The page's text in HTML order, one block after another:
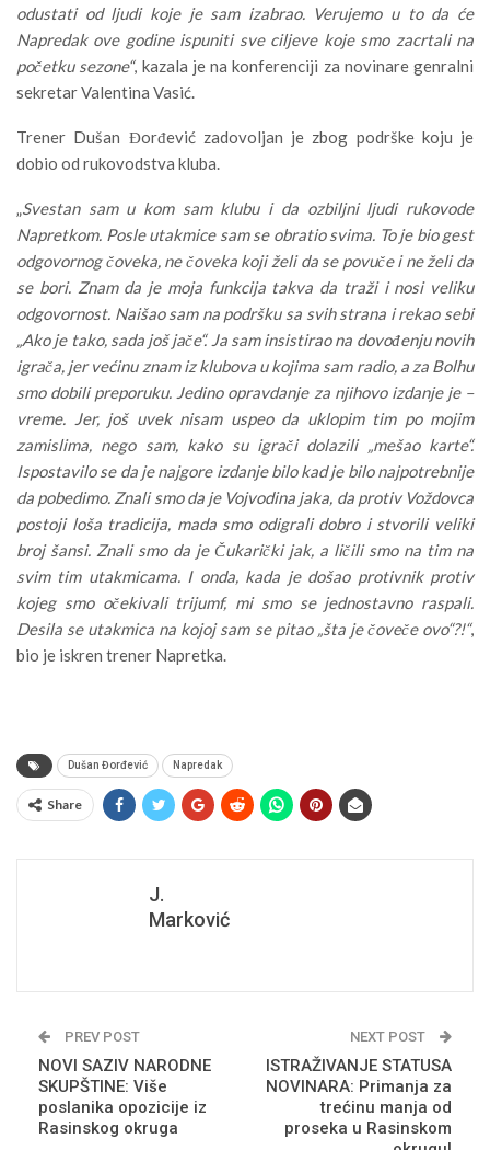
odustati od ljudi koje je sam izabrao. Verujemo u to da će
Napredak ove godine ispuniti sve ciljeve koje smo zacrtali na
početku sezone“, kazala je na konferenciji za novinare genralni
sekretar Valentina Vasić.
Trener Dušan Đorđević zadovoljan je zbog podrške koju je
dobio od rukovodstva kluba.
„Svestan sam u kom sam klubu i da ozbiljni ljudi rukovode
Napretkom. Posle utakmice sam se obratio svima. To je bio gest
odgovornog čoveka, ne čoveka koji želi da se povuče i ne želi da
se bori. Znam da je moja funkcija takva da traži i nosi veliku
odgovornost. Naišao sam na podršku sa svih strana i rekao sebi
„Ako je tako, sada još jače“. Ja sam insistirao na dovođenju novih
igrača, jer većinu znam iz klubova u kojima sam radio, a za Bolhu
smo dobili preporuku. Jedino opravdanje za njihovo izdanje je –
vreme. Jer, još uvek nisam uspeo da uklopim tim po mojim
zamislima, nego sam, kako su igrači dolazili „mešao karte“.
Ispostavilo se da je najgore izdanje bilo kad je bilo najpotrebnije
da pobedimo. Znali smo da je Vojvodina jaka, da protiv Voždovca
postoji loša tradicija, mada smo odigrali dobro i stvorili veliki
broj šansi. Znali smo da je Čukarički jak, a ličili smo na tim na
svim tim utakmicama. I onda, kada je došao protivnik protiv
kojeg smo očekivali trijumf, mi smo se jednostavno raspali.
Desila se utakmica na kojoj sam se pitao „šta je čoveče ovo“?!“,
bio je iskren trener Napretka.
Dušan Đorđević Napredak
Share
J.
Marković
PREV POST
NOVI SAZIV NARODNE
SKUPŠTINE: Više
poslanika opozicije iz
Rasinskog okruga
NEXT POST
ISTRAŽIVANJE STATUSA
NOVINARA: Primanja za
trećinu manja od
proseka u Rasinskom